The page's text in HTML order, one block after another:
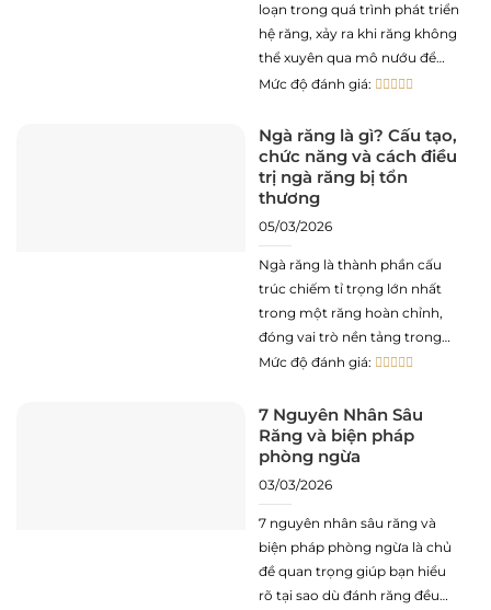
loạn trong quá trình phát triển
hệ răng, xảy ra khi răng không
thể xuyên qua mô nướu để
mọc lên vị trí chức năng trên
không gian hoặc cấu trúc giải
phẫu. Tình trạng này
Mức độ đánh giá:
Ngà răng là gì? Cấu tạo,
chức năng và cách điều
trị ngà răng bị tổn
thương
05/03/2026
Ngà răng là thành phần cấu
trúc chiếm tỉ trọng lớn nhất
trong một răng hoàn chỉnh,
đóng vai trò nền tảng trong
việc hình thành hình thể giải
răng. Không giống như men
răng là mô đã chết, ngà răng
là một
Mức độ đánh giá:
7 Nguyên Nhân Sâu
Răng và biện pháp
phòng ngừa
03/03/2026
7 nguyên nhân sâu răng và
biện pháp phòng ngừa là chủ
đề quan trọng giúp bạn hiểu
rõ tại sao dù đánh răng đều